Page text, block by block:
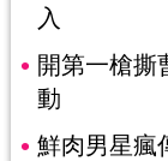
入
開第一槍撕
動
鮮肉男星